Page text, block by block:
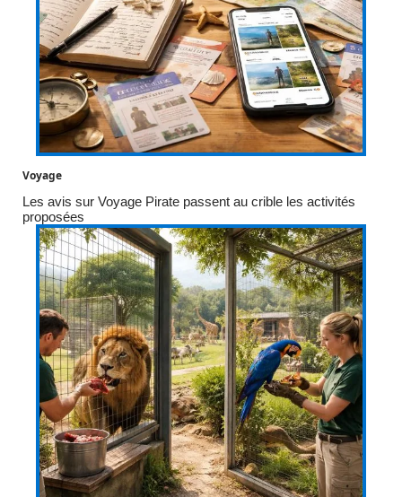
Voyage
Les avis sur Voyage Pirate passent au crible les activités
proposées